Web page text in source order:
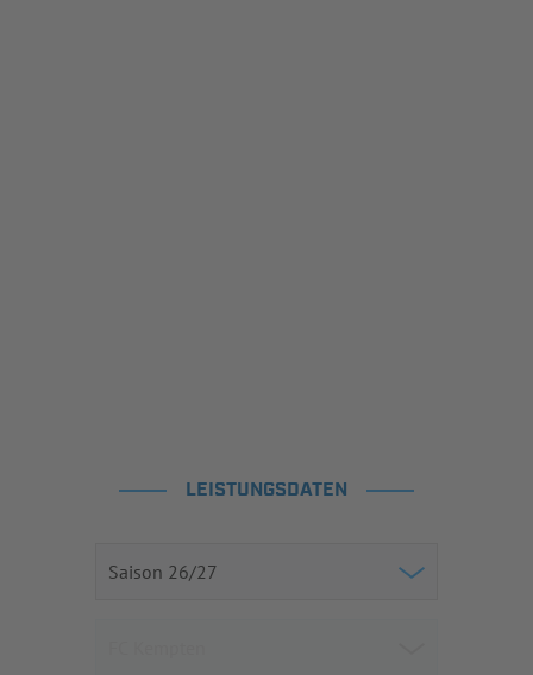
LEISTUNGSDATEN